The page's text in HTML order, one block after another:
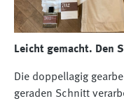
Leicht gemacht. Den
Die doppellagig
geraden Schnitt